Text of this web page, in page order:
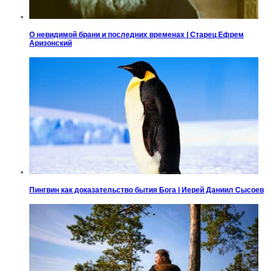
О невидимой брани и последних временах | Старец Ефрем
Аризонский
Пингвин как доказательство бытия Бога | Иерей Даниил Сысоев